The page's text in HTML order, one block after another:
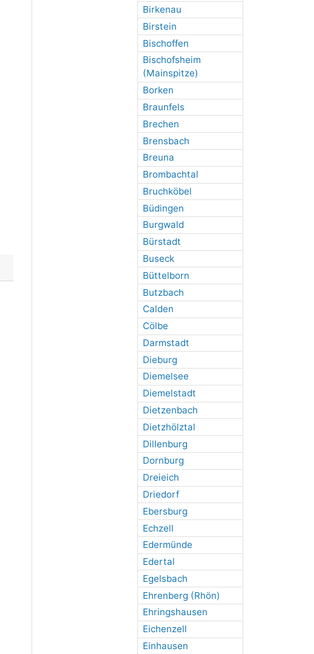
Birkenau
Birstein
Bischoffen
Bischofsheim
(Mainspitze)
Borken
Braunfels
Brechen
Brensbach
Breuna
Brombachtal
Bruchköbel
Büdingen
Burgwald
Bürstadt
Buseck
Büttelborn
Butzbach
Calden
Cölbe
Darmstadt
Dieburg
Diemelsee
Diemelstadt
Dietzenbach
Dietzhölztal
Dillenburg
Dornburg
Dreieich
Driedorf
Ebersburg
Echzell
Edermünde
Edertal
Egelsbach
Ehrenberg (Rhön)
Ehringshausen
Eichenzell
Einhausen